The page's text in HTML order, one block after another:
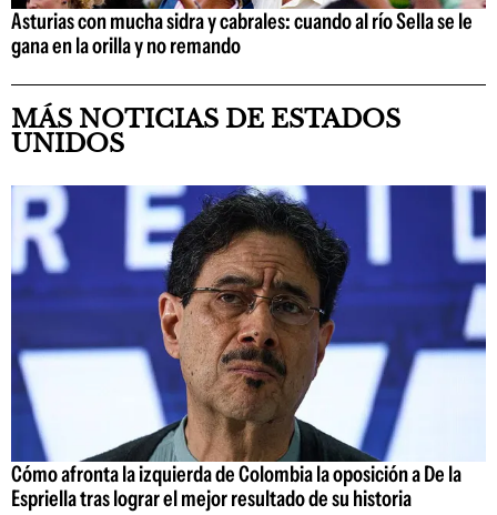
Asturias con mucha sidra y cabrales: cuando al río Sella se le
gana en la orilla y no remando
MÁS NOTICIAS DE ESTADOS
UNIDOS
Cómo afronta la izquierda de Colombia la oposición a De la
Espriella tras lograr el mejor resultado de su historia